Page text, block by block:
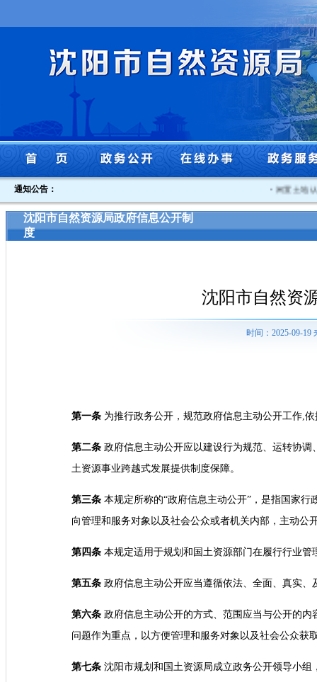
通知公告： 闲置土地认
沈阳市自然资源局政府信息公开制
度
沈阳市自然资
时间：2025-09-19
第一条 为推行政务公开，规范政府信息主动公开工作,
第二条 政府信息主动公开应以建设行为规范、运转协
土资源事业跨越式发展提供制度保障。
第三条 本规定所称的“政府信息主动公开”，是指国家
向管理和服务对象以及社会公众或者机关内部，主动公
第四条 本规定适用于规划和国土资源部门在履行行业
第五条 政府信息主动公开应当遵循依法、全面、真实、
第六条 政府信息主动公开的方式、范围应当与公开的
问题作为重点，以方便管理和服务对象以及社会公众获
第七条 沈阳市规划和国土资源局成立政务公开领导小